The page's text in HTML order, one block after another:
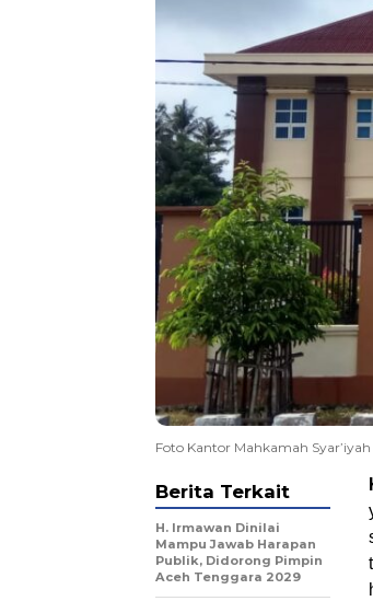
Foto Kantor Mahkamah
Berita Terkait
H. Irmawan Dinilai
Mampu Jawab Harapan
Publik, Didorong Pimpin
Aceh Tenggara 2029